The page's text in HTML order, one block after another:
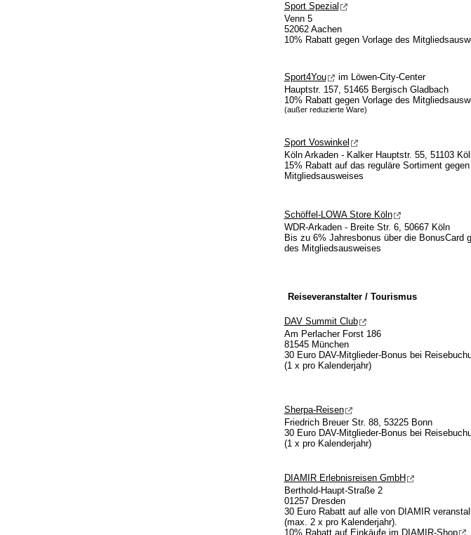
Sport Spezial
Venn 5
52062 Aachen
10% Rabatt gegen Vorlage des
Sport4You
im Löwen-City-Center
Hauptstr. 157, 51465 Bergisch Gladbach
10% Rabatt gegen Vorlage des
(außer reduzierte Ware)
Sport Voswinkel
Köln Arkaden - Kalker Hauptstr. 55, 51103
15% Rabatt auf das reguläre Sortiment
Mitgliedsausweises
Schöffel-LOWA Store Köln
WDR-Arkaden - Breite Str. 6, 50667 Köln
Bis zu 6% Jahresbonus über die BonusCard
des Mitgliedsausweises
Reiseveranstalter / Tourismus
DAV Summit Club
Am Perlacher Forst 186
81545 München
30 Euro DAV-Mitglieder-Bonus bei
(1 x pro Kalenderjahr)
Sherpa-Reisen
Friedrich Breuer Str. 88, 53225 Bonn
30 Euro DAV-Mitglieder-Bonus bei
(1 x pro Kalenderjahr)
DIAMIR Erlebnisreisen GmbH
Berthold-Haupt-Straße 2
01257 Dresden
30 Euro Rabatt auf alle von DIAMIR
(max. 2 x pro Kalenderjahr).
10% Rabatt auf Einkäufe im DIAMIR-Shop